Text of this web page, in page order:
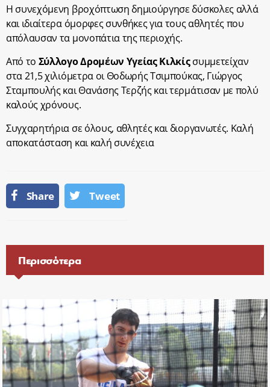
Η συνεχόμενη βροχόπτωση δημιούργησε δύσκολες αλλά
και ιδιαίτερα όμορφες συνθήκες για τους αθλητές που
απόλαυσαν τα μονοπάτια της περιοχής.
Από το Σύλλογο Δρομέων Υγείας Κιλκίςσυμμετείχαν
στα 21,5 χιλιόμετρα οι Θοδωρής Τσιμπούκας, Γιώργος
Σταμπουλής και Θανάσης Τερζής και τερμάτισαν με πολύ
καλούς χρόνους.
Συγχαρητήρια σε όλους, αθλητές και διοργανωτές. Καλή
αποκατάσταση και καλή συνέχεια
Share Tweet
Περισσότερα